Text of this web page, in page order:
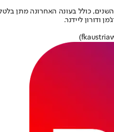
כולל בעונה האחרונה מתן
ודורון ליידנר.